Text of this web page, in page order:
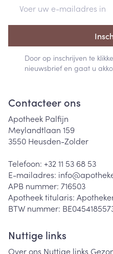
Door op inschrijven te
nieuwsbrief en gaat u
Contacteer ons
Apotheek Palfijn
Meylandtlaan 159
3550 Heusden-Zolder
Telefoon: +32 11 53 68 53
E-mailadres: info@
APB nummer: 716503
Apotheek titularis:
BTW nummer:
Nuttige links
Over ons Nuttige links